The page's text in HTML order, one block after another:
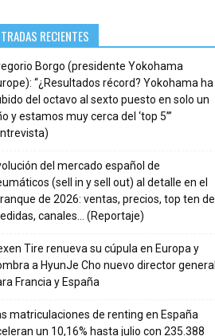
RECIENTES
Borgo (presidente Yokohama
“¿Resultados récord? Yokohama ha
del octavo al sexto puesto en solo un
y estamos muy cerca del ‘top 5’”
del mercado español de
(sell in y sell out) al detalle en el
de 2026: ventas, precios, top ten de
canales… (Reportaje)
Tire renueva su cúpula en Europa y
a HyunJe Cho nuevo director general
Francia y España
matriculaciones de renting en España
un 10,16% hasta julio con 235.388